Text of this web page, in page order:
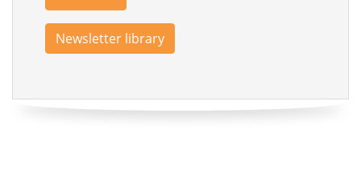
Newsletter library